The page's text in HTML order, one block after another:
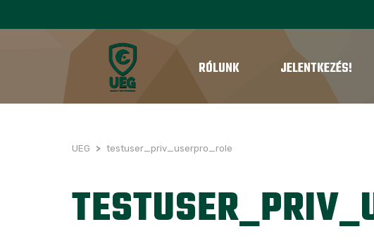
RÓLUNK JELENTKEZÉS!
UEG > testuser_priv_userpro_role